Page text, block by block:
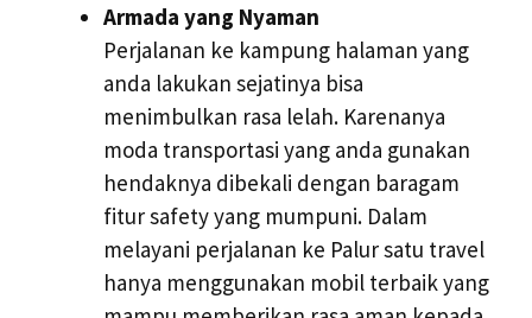
Armada yang Nyaman
Perjalanan ke kampung halaman yang
anda lakukan sejatinya bisa
menimbulkan rasa lelah. Karenanya
moda transportasi yang anda gunakan
hendaknya dibekali dengan baragam
fitur safety yang mumpuni. Dalam
melayani perjalanan ke Palur satu travel
hanya menggunakan mobil terbaik yang